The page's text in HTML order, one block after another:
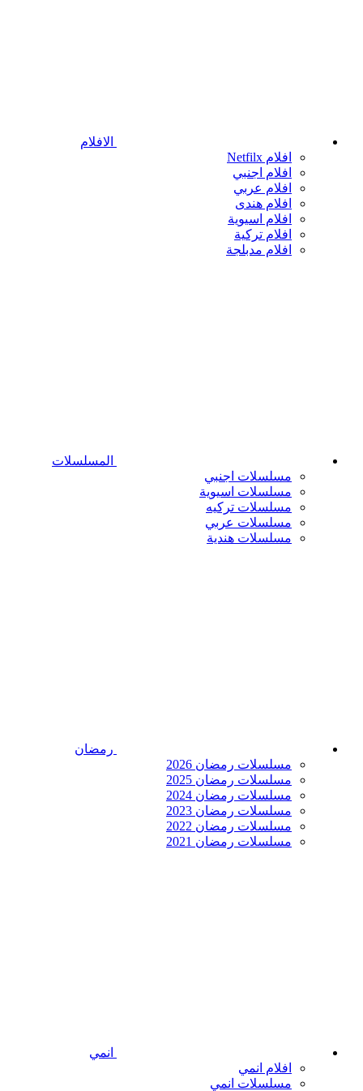
الافلام
افلام Netfilx
افلام اجنبي
افلام عربي
افلام هندى
افلام اسيوية
افلام تركية
افلام مدبلجة
المسلسلات
مسلسلات اجنبي
مسلسلات اسيوية
مسلسلات تركيه
مسلسلات عربي
مسلسلات هندية
رمضان
مسلسلات رمضان 2026
مسلسلات رمضان 2025
مسلسلات رمضان 2024
مسلسلات رمضان 2023
مسلسلات رمضان 2022
مسلسلات رمضان 2021
انمي
افلام انمي
مسلسلات انمي